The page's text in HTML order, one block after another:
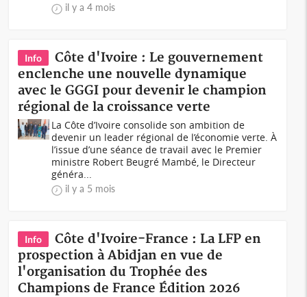
il y a 4 mois
Info
Côte d'Ivoire : Le gouvernement
enclenche une nouvelle dynamique
avec le GGGI pour devenir le champion
régional de la croissance verte
La Côte d’Ivoire consolide son ambition de
devenir un leader régional de l’économie verte. À
l’issue d’une séance de travail avec le Premier
ministre Robert Beugré Mambé, le Directeur
généra...
il y a 5 mois
Info
Côte d'Ivoire-France : La LFP en
prospection à Abidjan en vue de
l'organisation du Trophée des
Champions de France Édition 2026